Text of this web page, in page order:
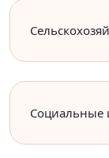
Социальные